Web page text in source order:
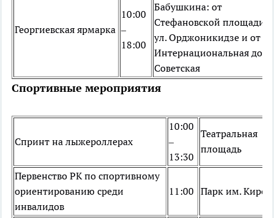
Георгиевская ярмарка
10:00
–
18:00
Бабушкина: от
Стефановской площади
ул. Орджоникидзе и от
Интернациональная до
Советская
Спортивные мероприятия
Спринт на лыжероллерах
10:00
–
13:30
Театральная
площадь
Первенство РК по спортивному
ориентированию среди
инвалидов
11:00 Парк им.